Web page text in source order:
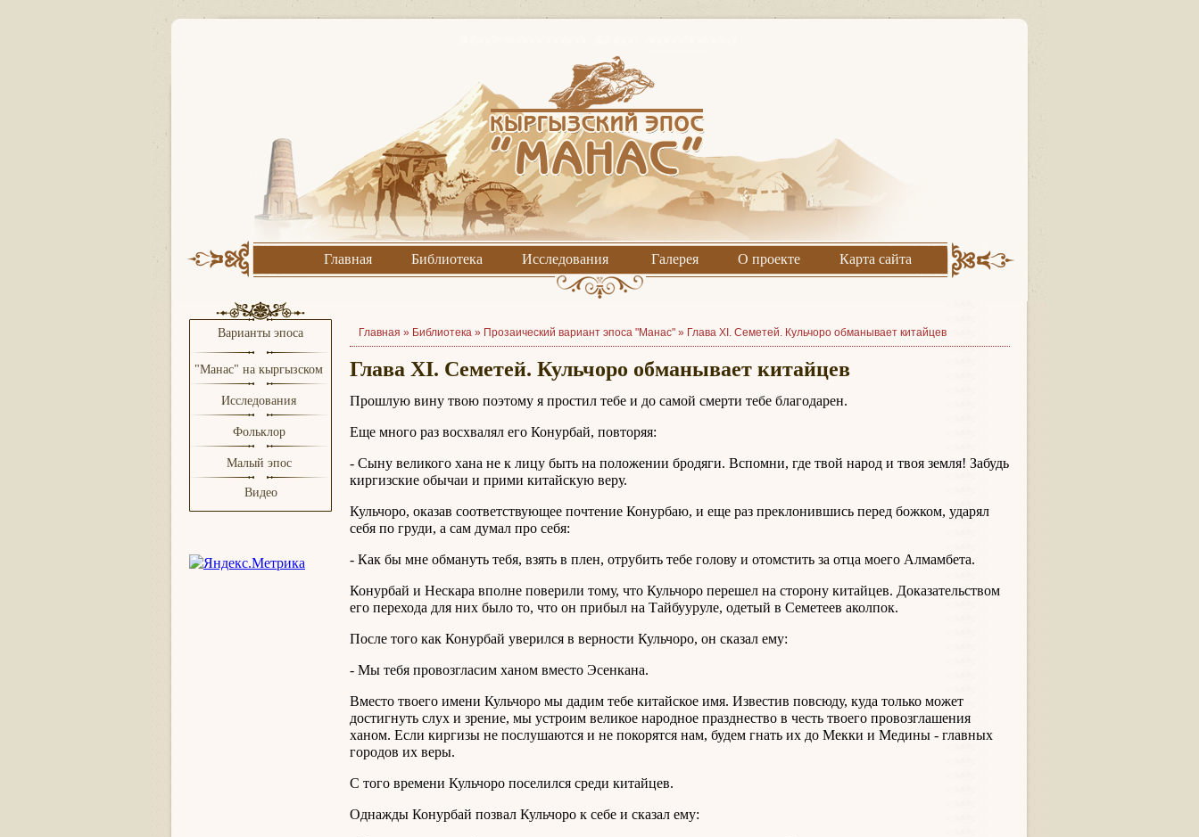
Главная Библиотека Исследования Галерея О проекте Карта сайта
Варианты эпоса
"Манас" на кыргызском
Исследования
Фольклор
Малый эпос
Видео
Главная » Библиотека » Прозаический вариант эпоса "Манас" » Глава XI. Семетей. Кульчоро обманывает китайцев
Глава XI. Семетей. Кульчоро обманывает китайцев
Прошлую вину твою поэтому я простил тебе и до самой смерти тебе благодарен.
Еще много раз восхвалял его Конурбай, повторяя:
- Сыну великого хана не к лицу быть на положении бродяги. Вспомни, где твой народ и твоя земля! Забудь
киргизские обычаи и прими китайскую веру.
Кульчоро, оказав соответствующее почтение Конурбаю, и еще раз преклонившись перед божком, ударял
себя по груди, а сам думал про себя:
- Как бы мне обмануть тебя, взять в плен, отрубить тебе голову и отомстить за отца моего Алмамбета.
Конурбай и Нескара вполне поверили тому, что Кульчоро перешел на сторону китайцев. Доказательством
его перехода для них было то, что он прибыл на Тайбууруле, одетый в Семетеев аколпок.
После того как Конурбай уверился в верности Кульчоро, он сказал ему:
- Мы тебя провозгласим ханом вместо Эсенкана.
Вместо твоего имени Кульчоро мы дадим тебе китайское имя. Известив повсюду, куда только может
достигнуть слух и зрение, мы устроим великое народное празднество в честь твоего провозглашения
ханом. Если киргизы не послушаются и не покорятся нам, будем гнать их до Мекки и Медины - главных
городов их веры.
С того времени Кульчоро поселился среди китайцев.
Однажды Конурбай позвал Кульчоро к себе и сказал ему: